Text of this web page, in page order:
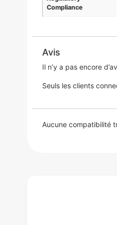
Compliance
Avis
Il n’y a pas encore
Seuls les clients
Aucune compatibilité